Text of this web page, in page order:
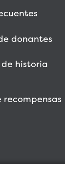
donantes
historia